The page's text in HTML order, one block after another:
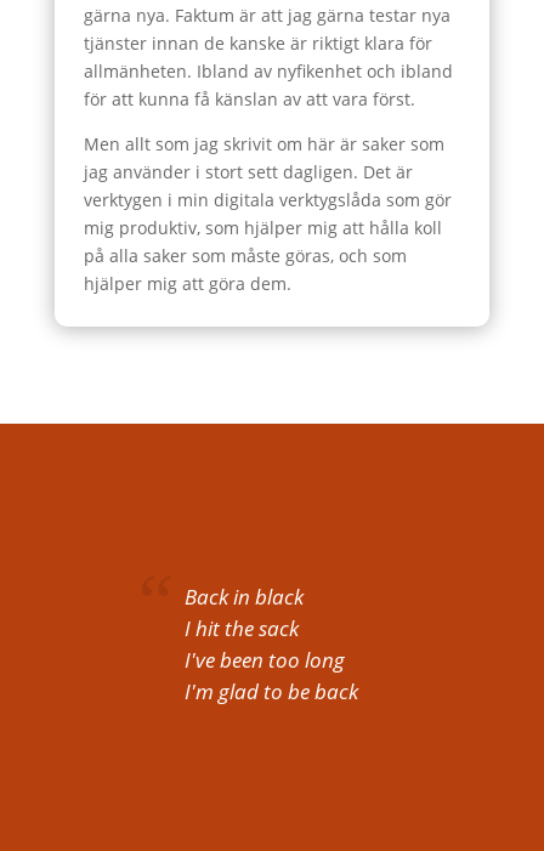
gärna nya. Faktum är att jag gärna testar nya
tjänster innan de kanske är riktigt klara för
allmänheten. Ibland av nyfikenhet och ibland
för att kunna få känslan av att vara först.
Men allt som jag skrivit om här är saker som
jag använder i stort sett dagligen. Det är
verktygen i min digitala verktygslåda som gör
mig produktiv, som hjälper mig att hålla koll
på alla saker som måste göras, och som
hjälper mig att göra dem.
Back in black
I hit the sack
I've been too long
I'm glad to be back